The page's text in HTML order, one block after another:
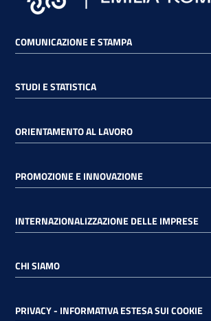
COMUNICAZIONE E STAMPA
STUDI E STATISTICA
ORIENTAMENTO AL LAVORO
PROMOZIONE E INNOVAZIONE
INTERNAZIONALIZZAZIONE DELLE IMPRESE
CHI SIAMO
PRIVACY - INFORMATIVA ESTESA SUI COOKIE